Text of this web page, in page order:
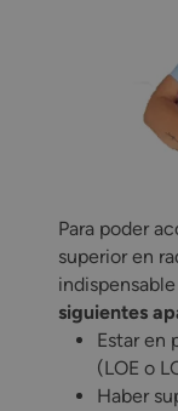
Para poder
superior en
indispensable
siguientes
Estar en
(LOE o
Haber